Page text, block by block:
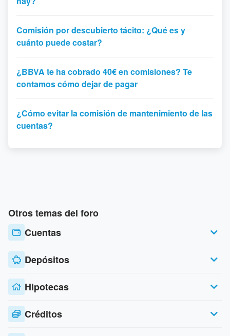
Comisión por descubierto tácito: ¿Qué es y
cuánto puede costar?
¿BBVA te ha cobrado 40€ en comisiones? Te
contamos cómo dejar de pagar
¿Cómo evitar la comisión de mantenimiento de las
cuentas?
Otros temas del foro
Cuentas
Depósitos
Hipotecas
Créditos